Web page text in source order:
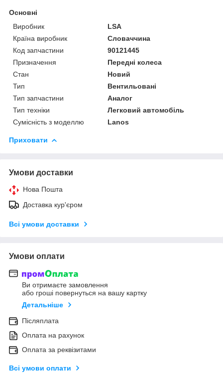
Основні
Виробник
LSA
Країна виробник
Словаччина
Код запчастини
90121445
Призначення
Передні колеса
Стан
Новий
Тип
Вентильовані
Тип запчастини
Аналог
Тип техніки
Легковий автомобіль
Сумісність з моделлю
Lanos
Приховати
Умови доставки
Нова Пошта
Доставка кур'єром
Всі умови доставки
Умови оплати
Ви отримаєте замовлення
або гроші повернуться на вашу картку
Детальніше
Післяплата
Оплата на рахунок
Оплата за реквізитами
Всі умови оплати